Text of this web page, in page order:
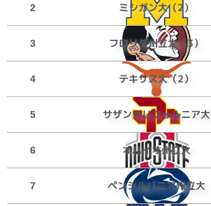
2 ミシガン大（2）
3 フロリダ州立大（3）
4 テキサス大（2）
5 サザンカリフォルニア大
6 オハイオ州立大
7 ペンシルバニア州立大